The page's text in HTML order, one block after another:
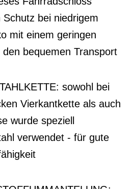
bei niedrigem
mit einem geringen
bequemen Transport
sowohl bei
Vierkantkette als auch
wurde speziell
verwendet - für gute